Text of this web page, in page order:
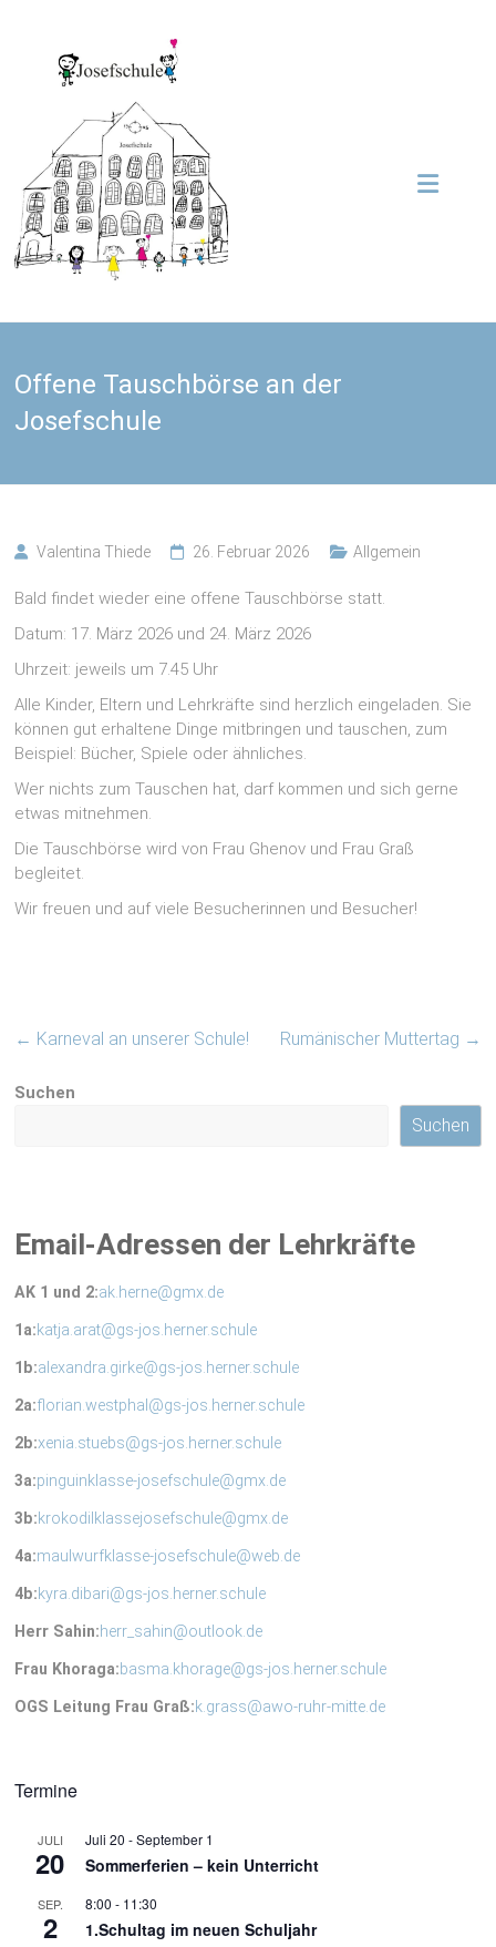
springenGrundschule
Josefschule
Josefschule
Offene Tauschbörse an der
Josefschule
Valentina Thiede 26. Februar 2026 Allgemein
Bald findet wieder eine offene Tauschbörse statt.
Datum: 17. März 2026 und 24. März 2026
Uhrzeit: jeweils um 7.45 Uhr
Alle Kinder, Eltern und Lehrkräfte sind herzlich eingeladen. Sie
können gut erhaltene Dinge mitbringen und tauschen, zum
Beispiel: Bücher, Spiele oder ähnliches.
Wer nichts zum Tauschen hat, darf kommen und sich gerne
etwas mitnehmen.
Die Tauschbörse wird von Frau Ghenov und Frau Graß
begleitet.
Wir freuen und auf viele Besucherinnen und Besucher!
← Karneval an unserer Schule! Rumänischer Muttertag →
Suchen
Suchen
Email-Adressen der Lehrkräfte
AK 1 und 2:ak.herne@gmx.de
1a:katja.arat@gs-jos.herner.schule
1b:alexandra.girke@gs-jos.herner.schule
2a:florian.westphal@gs-jos.herner.schule
2b:xenia.stuebs@gs-jos.herner.schule
3a:pinguinklasse-josefschule@gmx.de
3b:krokodilklassejosefschule@gmx.de
4a:maulwurfklasse-josefschule@web.de
4b:kyra.dibari@gs-jos.herner.schule
Herr Sahin:herr_sahin@outlook.de
Frau Khoraga:basma.khorage@gs-jos.herner.schule
OGS Leitung Frau Graß:k.grass@awo-ruhr-mitte.de
Termine
JULI
20
Juli 20 -September 1
Sommerferien – kein Unterricht
SEP.
2
8:00 - 11:30
1.Schultag im neuen Schuljahr